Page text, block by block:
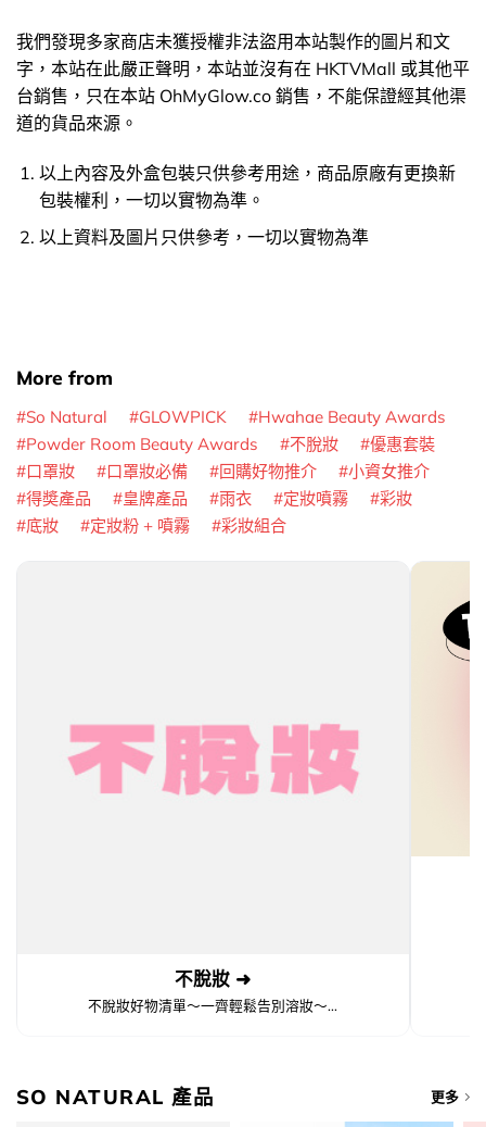
我們發現多家商店未獲授權非法盜用本站製作的圖片和文
字，本站在此嚴正聲明，本站並沒有在 HKTVMall 或其他平
台銷售，只在本站 OhMyGlow.co 銷售，不能保證經其他渠
道的貨品來源。
以上內容及外盒包裝只供參考用途，商品原廠有更換新
包裝權利，一切以實物為準。
以上資料及圖片只供參考，一切以實物為準
More from
So Natural GLOWPICK
Hwahae Beauty Awards
Powder Room Beauty Awards
不脫妝
優惠套裝
口罩妝
口罩妝必備 回購好物推介
小資女推介
得奬產品
皇牌產品 雨衣 定妝噴霧
彩妝
底妝
定妝粉 + 噴霧 彩妝組合
不脫妝 ➜
不脫妝好物清單～一齊輕鬆告別溶妝～...
SO NATURAL 產品 更多